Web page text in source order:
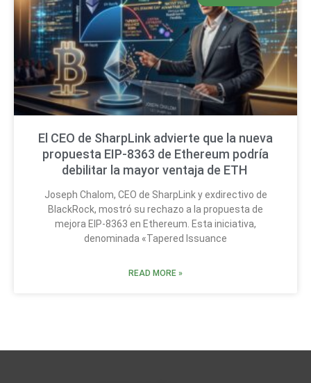
El CEO de SharpLink advierte que la nueva
propuesta EIP-8363 de Ethereum podría
debilitar la mayor ventaja de ETH
Joseph Chalom, CEO de SharpLink y exdirectivo de
BlackRock, mostró su rechazo a la propuesta de
mejora EIP-8363 en Ethereum. Esta iniciativa,
denominada «Tapered Issuance
READ MORE »